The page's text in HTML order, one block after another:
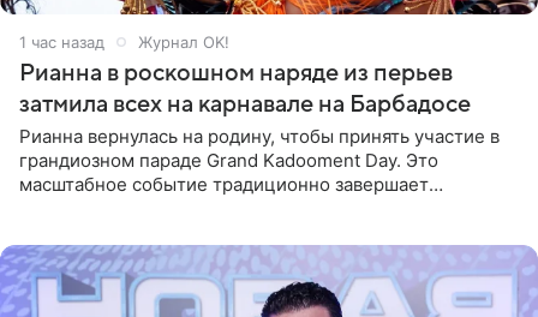
1 час назад Журнал OK!
Рианна в роскошном наряде из перьев
затмила всех на карнавале на Барбадосе
Рианна вернулась на родину, чтобы принять участие в
грандиозном параде Grand Kadooment Day. Это
масштабное событие традиционно завершает